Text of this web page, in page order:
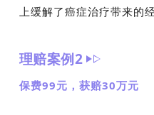
上缓解了癌症治疗带来的
理赔案例2
保费99元，获赔30万元